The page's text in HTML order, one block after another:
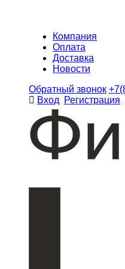
Компания
Оплата
Доставка
Новости
Обратный звонок
Вход
Регистрация